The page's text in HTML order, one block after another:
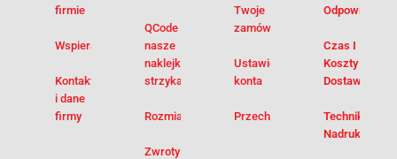
Odpowiedzi
Czas I
Koszty
Dostawy
Techniki
Nadruku
Twoje
zamówienia
Ustawienia
konta
Przechowalnia
QCode –
nasze
naklejki na
strzykawki
Rozmiarówka
Zwroty i
firmie
Wspieramy
Kontakt
i dane
firmy